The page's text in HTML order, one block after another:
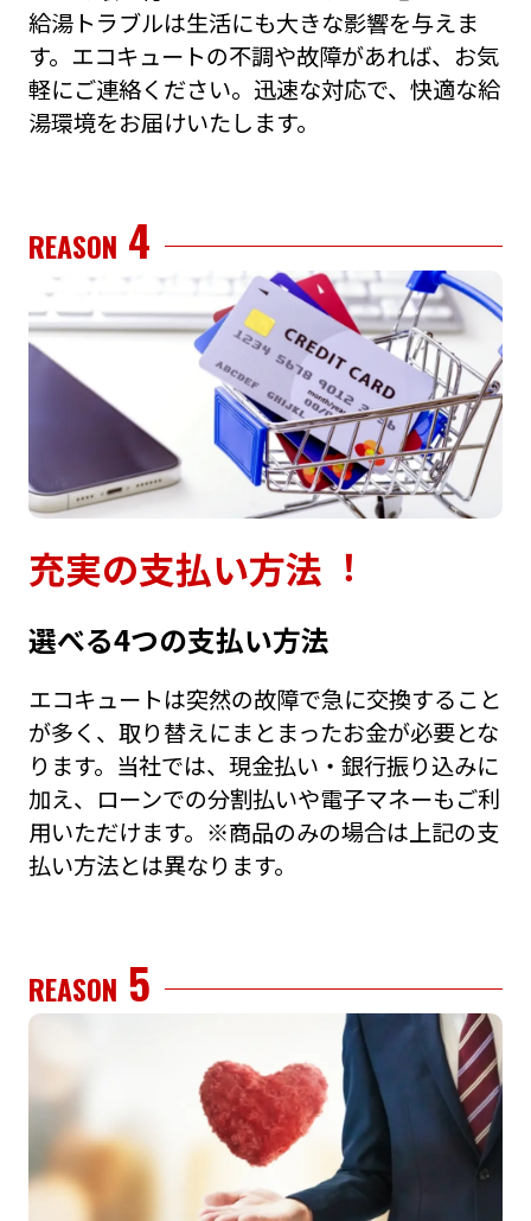
給湯トラブルは⽣活にも⼤きな影響を与えま
す。エコキュートの不調や故障があれば、お気
軽にご連絡ください。迅速な対応で、快適な給
湯環境をお届けいたします。
REASON 4
充実の⽀払い⽅法︕
選べる4つの⽀払い⽅法
エコキュートは突然の故障で急に交換すること
が多く、取り替えにまとまったお⾦が必要とな
ります。当社では、現⾦払い・銀⾏振り込みに
加え、ローンでの分割払いや電⼦マネーもご利
⽤いただけます。※商品のみの場合は上記の⽀
払い⽅法とは異なります。
REASON 5